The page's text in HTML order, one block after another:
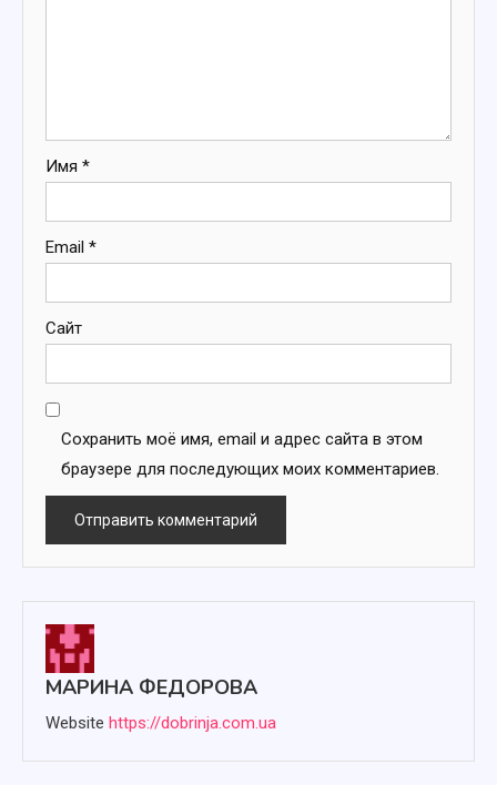
Имя *
Email *
Сайт
Сохранить моё имя, email и адрес сайта в этом
браузере для последующих моих комментариев.
МАРИНА ФЕДОРОВА
Website https://dobrinja.com.ua